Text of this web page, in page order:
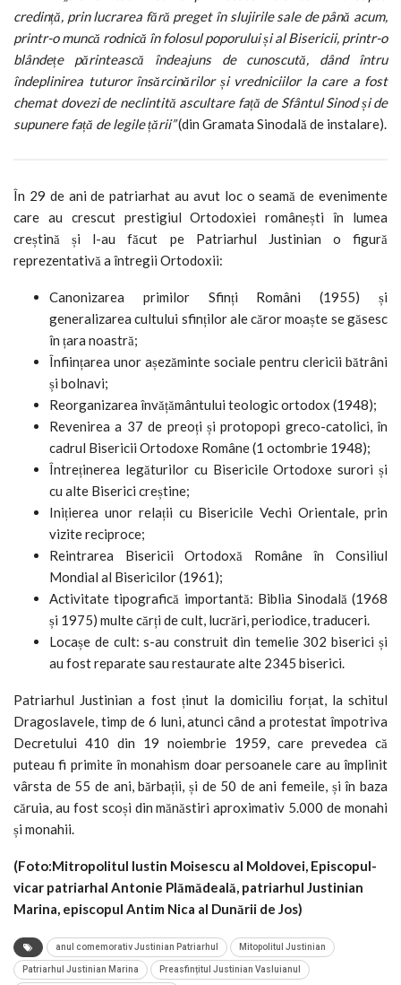
credință, prin lucrarea fără preget în slujirile sale de până acum,
printr-o muncă rodnică în folosul poporului și al Bisericii, printr-o
blândețe părintească îndeajuns de cunoscută, dând întru
îndeplinirea tuturor însărcinărilor și vredniciilor la care a fost
chemat dovezi de neclintită ascultare față de Sfântul Sinod și de
supunere față de legile țării”(din Gramata Sinodală de instalare).
În 29 de ani de patriarhat au avut loc o seamă de evenimente
care au crescut prestigiul Ortodoxiei românești în lumea
creștină și l-au făcut pe Patriarhul Justinian o figură
reprezentativă a întregii Ortodoxii:
Canonizarea primilor Sfinți Români (1955) și
generalizarea cultului sfinților ale căror moaște se găsesc
în țara noastră;
Înființarea unor așezăminte sociale pentru clericii bătrâni
și bolnavi;
Reorganizarea învățământului teologic ortodox (1948);
Revenirea a 37 de preoți și protopopi greco-catolici, în
cadrul Bisericii Ortodoxe Române (1 octombrie 1948);
Întreținerea legăturilor cu Bisericile Ortodoxe surori și
cu alte Biserici creștine;
Inițierea unor relații cu Bisericile Vechi Orientale, prin
vizite reciproce;
Reintrarea Bisericii Ortodoxă Române în Consiliul
Mondial al Bisericilor (1961);
Activitate tipografică importantă: Biblia Sinodală (1968
și 1975) multe cărți de cult, lucrări, periodice, traduceri.
Locașe de cult: s-au construit din temelie 302 biserici și
au fost reparate sau restaurate alte 2345 biserici.
Patriarhul Justinian a fost ținut la domiciliu forțat, la schitul
Dragoslavele, timp de 6 luni, atunci când a protestat împotriva
Decretului 410 din 19 noiembrie 1959, care prevedea că
puteau fi primite în monahism doar persoanele care au împlinit
vârsta de 55 de ani, bărbații, și de 50 de ani femeile, și în baza
căruia, au fost scoși din mănăstiri aproximativ 5.000 de monahi
și monahii.
(Foto:Mitropolitul Iustin Moisescu al Moldovei, Episcopul-
vicar patriarhal Antonie Plămădeală, patriarhul Justinian
Marina, episcopul Antim Nica al Dunării de Jos)
anul comemorativ Justinian Patriarhul Mitopolitul Justinian
Patriarhul Justinian Marina Preasfințitul Justinian Vasluianul